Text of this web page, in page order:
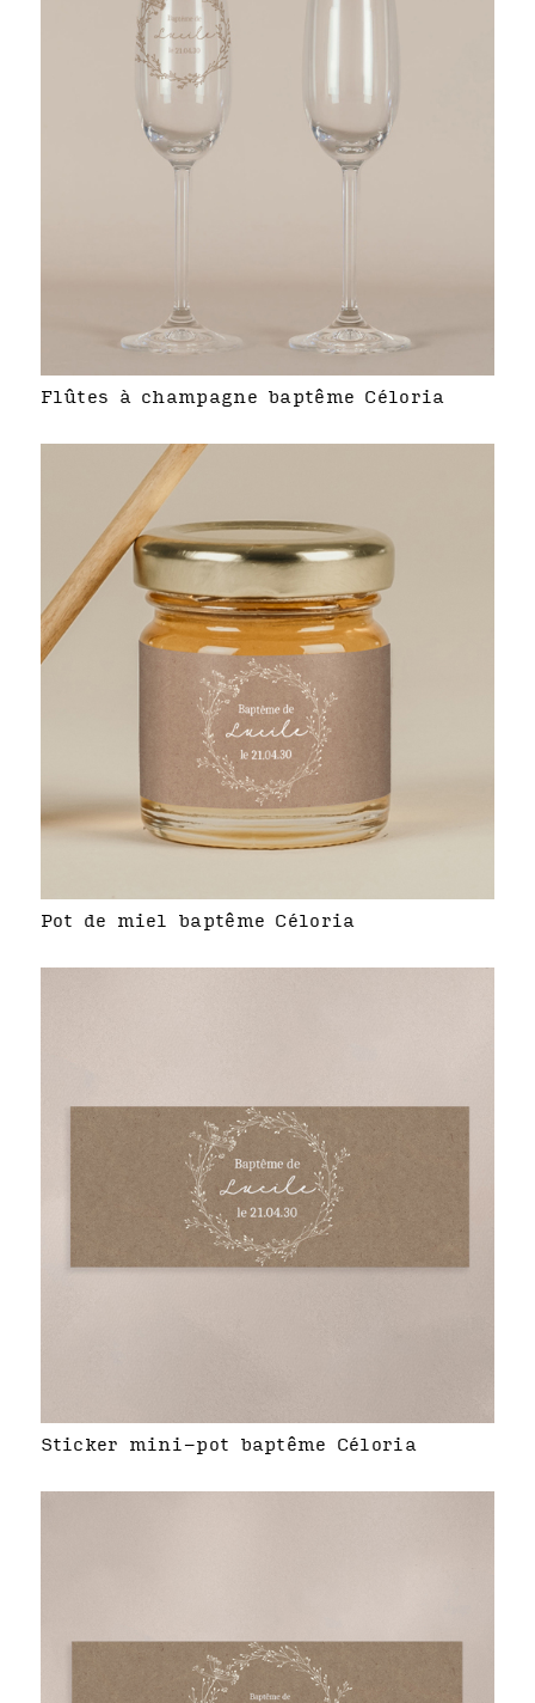
Flûtes à champagne baptême Céloria
Pot de miel baptême Céloria
Sticker mini-pot baptême Céloria